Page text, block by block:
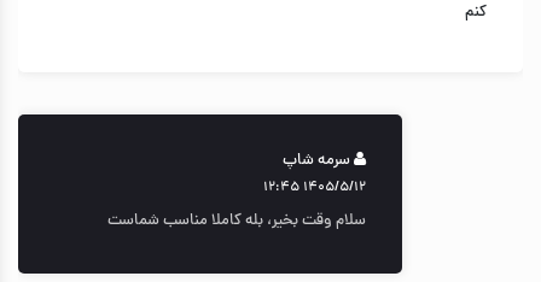
کنم
سرمه شاپ
۱۴۰۵/۵/۱۲ ۱۲:۴۵
سلام وقت بخیر، بله کاملا مناسب شماست